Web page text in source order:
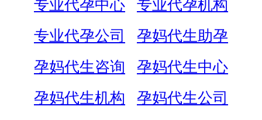
专业代孕中心
专业代孕机构
专业代孕公司
孕妈代生助孕
孕妈代生咨询
孕妈代生中心
孕妈代生机构
孕妈代生公司